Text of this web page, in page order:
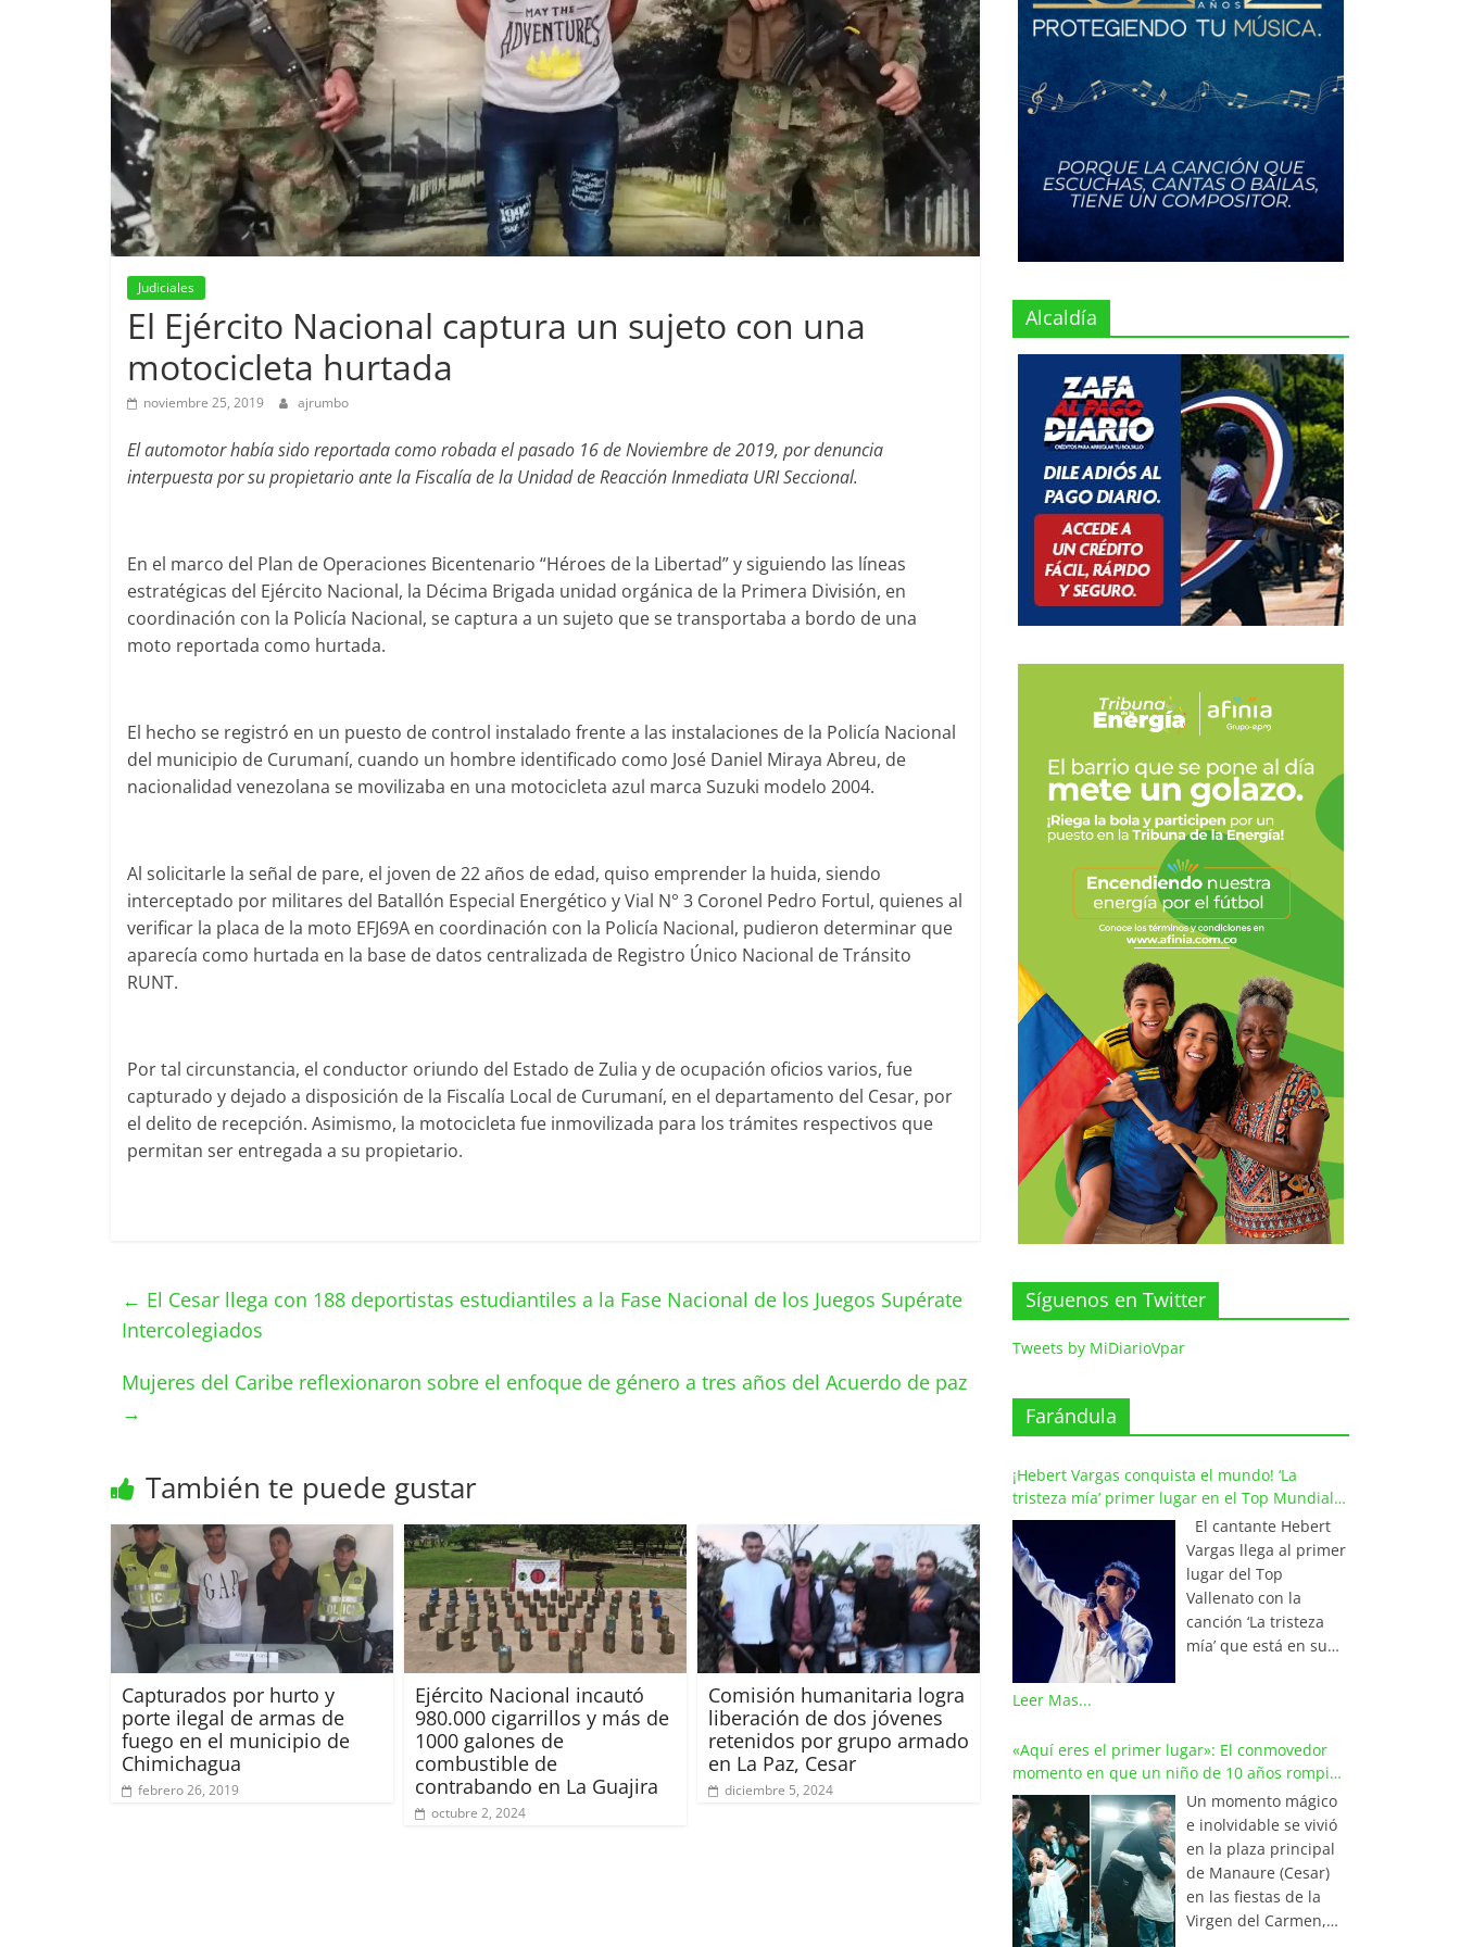
Judiciales
El Ejército Nacional captura un sujeto con una
motocicleta hurtada
noviembre 25, 2019 ajrumbo
El automotor había sido reportada como robada el pasado 16 de Noviembre de 2019, por denuncia
interpuesta por su propietario ante la Fiscalía de la Unidad de Reacción Inmediata URI Seccional.
En el marco del Plan de Operaciones Bicentenario “Héroes de la Libertad” y siguiendo las líneas
estratégicas del Ejército Nacional, la Décima Brigada unidad orgánica de la Primera División, en
coordinación con la Policía Nacional, se captura a un sujeto que se transportaba a bordo de una
moto reportada como hurtada.
El hecho se registró en un puesto de control instalado frente a las instalaciones de la Policía Nacional
del municipio de Curumaní, cuando un hombre identificado como José Daniel Miraya Abreu, de
nacionalidad venezolana se movilizaba en una motocicleta azul marca Suzuki modelo 2004.
Al solicitarle la señal de pare, el joven de 22 años de edad, quiso emprender la huida, siendo
interceptado por militares del Batallón Especial Energético y Vial N° 3 Coronel Pedro Fortul, quienes al
verificar la placa de la moto EFJ69A en coordinación con la Policía Nacional, pudieron determinar que
aparecía como hurtada en la base de datos centralizada de Registro Único Nacional de Tránsito
RUNT.
Por tal circunstancia, el conductor oriundo del Estado de Zulia y de ocupación oficios varios, fue
capturado y dejado a disposición de la Fiscalía Local de Curumaní, en el departamento del Cesar, por
el delito de recepción. Asimismo, la motocicleta fue inmovilizada para los trámites respectivos que
permitan ser entregada a su propietario.
← El Cesar llega con 188 deportistas estudiantiles a la Fase Nacional de los Juegos Supérate
Intercolegiados
Mujeres del Caribe reflexionaron sobre el enfoque de género a tres años del Acuerdo de paz
→
También te puede gustar
Capturados por hurto y
porte ilegal de armas de
fuego en el municipio de
Chimichagua
febrero 26, 2019
Ejército Nacional incautó
980.000 cigarrillos y más de
1000 galones de
combustible de
contrabando en La Guajira
octubre 2, 2024
Comisión humanitaria logra
liberación de dos jóvenes
retenidos por grupo armado
en La Paz, Cesar
diciembre 5, 2024
Alcaldía
Síguenos en Twitter
Tweets by MiDiarioVpar
Farándula
¡Hebert Vargas conquista el mundo! ‘La
tristeza mía’ primer lugar en el Top Mundial
del Vallenato
El cantante Hebert
Vargas llega al primer
lugar del Top
Vallenato con la
canción ‘La tristeza
mía’ que está en su
de los listados
musicales en
Colombia y países de
América y Europa.
Esta emotiva
composición del
maestro Wilfran
Castillo se posicionó
en el primer lugar de
Leer Mas...
«Aquí eres el primer lugar»: El conmovedor
momento en que un niño de 10 años rompió
en llanto al cantar con Iván Villazón
Un momento mágico
e inolvidable se vivió
en la plaza principal
de Manaure (Cesar)
en las fiestas de la
Virgen del Carmen,